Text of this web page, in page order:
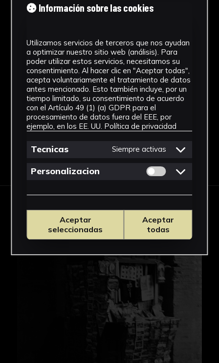
1980 - 1990
Figuración contemporánea
Técnica
Fotografía Analógica
Ver más
IMÁGENES
Información sobre las cookies
Utilizamos servicios de terceros que nos ayudan
a optimizar nuestro sitio web (análisis). Para
poder utilizar estos servicios, necesitamos su
consentimiento. Al hacer clic en "Aceptar todas",
acepta voluntariamente el tratamiento de datos
antes mencionado. Esto también incluye, por un
tiempo limitado, su consentimiento de acuerdo
con el Artículo 49 (1) (a) GDPR para el
procesamiento de datos fuera del EEE, por
ejemplo, en los EE. UU. Política de privacidad
Tecnicas Siempre activas
Personalizacion Permitir cookies
Aceptar
seleccionadas
Aceptar
todas